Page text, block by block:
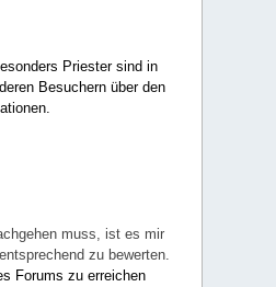
Priester sind in
Besuchern über den
muss, ist es mir
zu bewerten.
Forums zu erreichen